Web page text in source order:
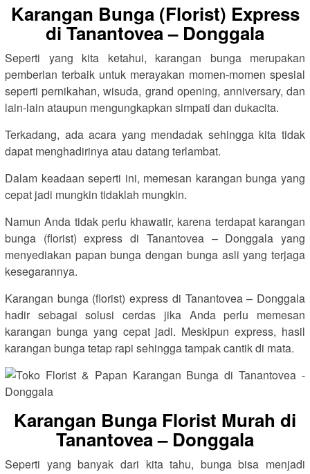
Karangan Bunga (Florist) Express
di Tanantovea – Donggala
Seperti yang kita ketahui, karangan bunga merupakan
pemberian terbaik untuk merayakan momen-momen spesial
seperti pernikahan, wisuda, grand opening, anniversary, dan
lain-lain ataupun mengungkapkan simpati dan dukacita.
Terkadang, ada acara yang mendadak sehingga kita tidak
dapat menghadirinya atau datang terlambat.
Dalam keadaan seperti ini, memesan karangan bunga yang
cepat jadi mungkin tidaklah mungkin.
Namun Anda tidak perlu khawatir, karena terdapat karangan
bunga (florist) express di Tanantovea – Donggala yang
menyediakan papan bunga dengan bunga asli yang terjaga
kesegarannya.
Karangan bunga (florist) express di Tanantovea – Donggala
hadir sebagai solusi cerdas jika Anda perlu memesan
karangan bunga yang cepat jadi. Meskipun express, hasil
karangan bunga tetap rapi sehingga tampak cantik di mata.
Karangan Bunga Florist Murah di
Tanantovea – Donggala
Seperti yang banyak dari kita tahu, bunga bisa menjadi